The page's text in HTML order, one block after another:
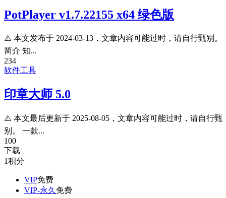
PotPlayer v1.7.22155 x64 绿色版
⚠️ 本文发布于 2024-03-13，文章内容可能过时，请自行甄别。
简介 知...
234
软件工具
印章大师 5.0
⚠️ 本文最后更新于 2025-08-05，文章内容可能过时，请自行甄
别。 一款...
100
下载
1积分
VIP免费
VIP-永久 免费